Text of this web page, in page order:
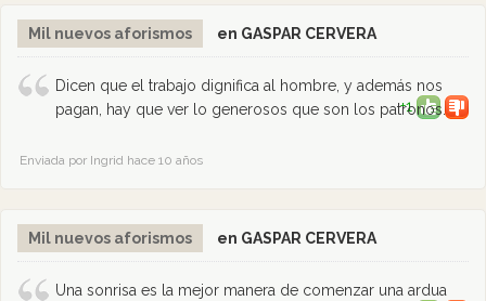
Mil nuevos aforismos en GASPAR CERVERA
Dicen que el trabajo dignifica al hombre, y además nos
pagan, hay que ver lo generosos que son los patronos.
+1
Enviada por Ingrid hace 10 años
Mil nuevos aforismos en GASPAR CERVERA
Una sonrisa es la mejor manera de comenzar una ardua